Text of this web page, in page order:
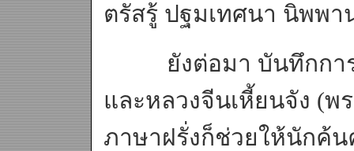
ตรัสรู้ ปฐมเทศนา นิพพา
ยังต่อมา บันทึกการเ
และหลวงจีนเหี้ยนจัง (พ
ภาษาฝรั่งก็ช่วยให้นักค้น